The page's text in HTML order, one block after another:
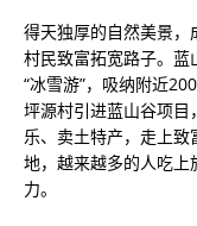
得天独厚的自然美景，
村民致富拓宽路子。蓝
“冰雪游”，吸纳附近
坪源村引进蓝山谷项目
乐、卖土特产，走上
地，越来越多的人吃
力。